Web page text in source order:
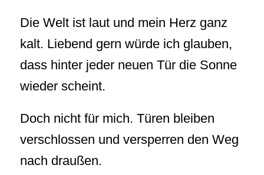
Die Welt ist laut und mein Herz ganz
kalt. Liebend gern würde ich glauben,
dass hinter jeder neuen Tür die Sonne
wieder scheint.
Doch nicht für mich. Türen bleiben
verschlossen und versperren den Weg
nach draußen.